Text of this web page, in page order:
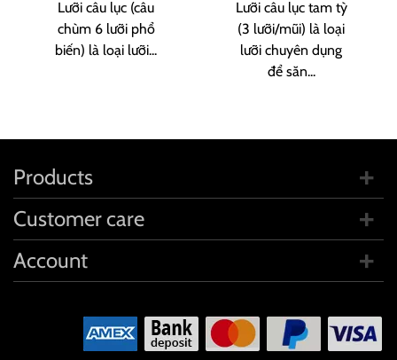
Lưỡi câu lục (câu
chùm 6 lưỡi phổ
biến) là loại lưỡi...
Lưỡi câu lục tam tỳ
(3 lưỡi/mũi) là loại
lưỡi chuyên dụng
để săn...
Products
Customer care
Account